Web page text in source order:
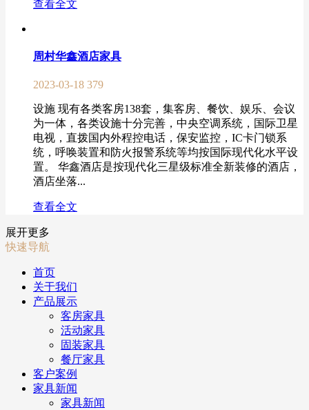
查看全文
周村华鑫酒店家具
2023-03-18 379
设施 现有各类客房138套，集客房、餐饮、娱乐、会议
为一体，各类设施十分完善，中央空调系统，国际卫星
电视，直拨国内外程控电话，保安监控，IC卡门锁系
统，呼唤装置和防火报警系统等均按国际现代化水平设
置。 华鑫酒店是按现代化三星级标准全新装修的酒店，
酒店坐落...
查看全文
展开更多
快速导航
首页
关于我们
产品展示
客房家具
活动家具
固装家具
餐厅家具
客户案例
家具新闻
家具新闻